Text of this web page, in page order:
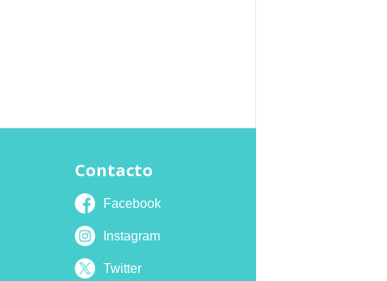
Contacto
Facebook
Instagram
Twitter